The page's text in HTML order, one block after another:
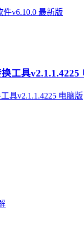
工具v2.1.1.4225